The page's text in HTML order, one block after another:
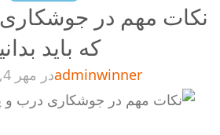
نکات مهم در
که باید
adminwinnerدر مهر 4, 1398